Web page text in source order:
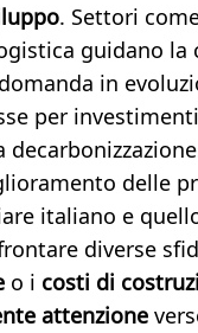
. Settori
guidano la
in
per
delle
italiano e
diverse
o i costi di
attenzione